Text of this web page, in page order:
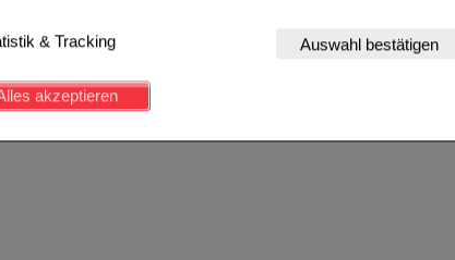
Cookies, die für die Grundfunktionen unserer Website
weshalb auf diese nicht verzichtet werden kann.
noch ansprechender zu gestalten,
oder unsere Seite an bevorzugte Verhaltensweisen (z.B.
betreiben.
für Sie optimieren können, den Inhalt auf unserer Website aber
für Sie zu gestalten. Bitte beachten Sie, dass Daten hierfür
übertragen werden.
& Tracking Auswahl bestätigen
akzeptieren